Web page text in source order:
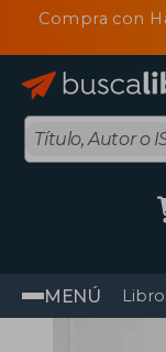
Compra con
MENÚ